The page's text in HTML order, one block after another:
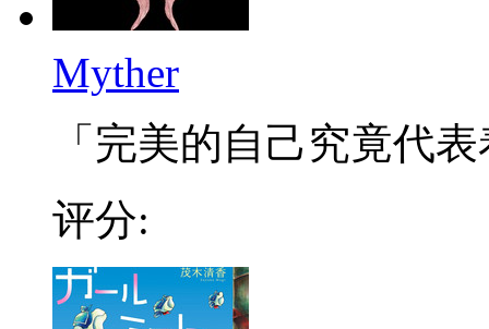
Myther
「完美的自己究竟代
评分: